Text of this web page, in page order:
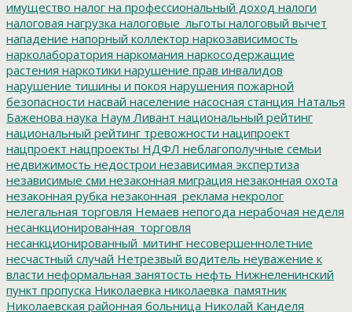
имущество налог на профессиональный доход налоги
налоговая нагрузка налоговые_льготы налоговый вычет
нападение напорный коллектор наркозависимость
нарколаборатория наркомания наркосодержащие
растения наркотики нарушение прав инвалидов
нарушение тишины и покоя нарушения пожарной
безопасности насвай население насосная станция Наталья
Баженова наука Наум Ливант национальный рейтинг
национальный рейтинг тревожности наципроект
нацпроект нацпроекты НДФЛ неблагополучные семьи
недвижимость недострои независимая экспертиза
независимые сми незаконная миграция незаконная охота
незаконная рубка незаконная_реклама некролог
нелегальная торговля Немаев непогода нерабочая неделя
несанкционированная_торговля
несанкционированный_митинг несовершеннолетние
несчастный случай Нетрезвый водитель неуважение к
власти неформальная занятость нефть Нижнеленинский
пункт пропуска Николаевка николаевка_памятник
Николаевская районная больница Николай Канделя